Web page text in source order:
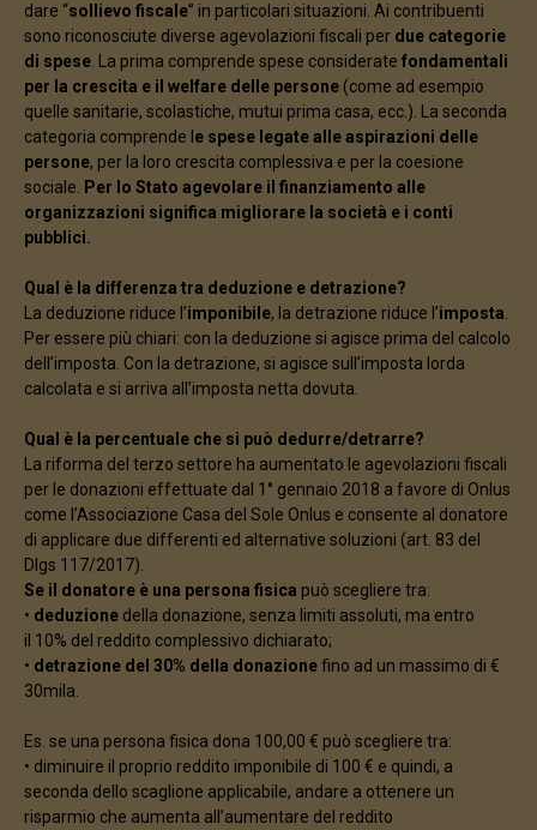
dare “sollievo fiscale” in particolari situazioni. Ai contribuenti
sono riconosciute diverse agevolazioni fiscali per due categorie
di spese. La prima comprende spese considerate fondamentali
per la crescita e il welfare delle persone (come ad esempio
quelle sanitarie, scolastiche, mutui prima casa, ecc.). La seconda
categoria comprende l e spese legate alle aspirazioni delle
persone, per la loro crescita complessiva e per la coesione
sociale. Per lo Stato agevolare il finanziamento alle
organizzazioni significa migliorare la società e i conti
pubblici.
Qual è la differenza tra deduzione e detrazione?
La deduzione riduce l’imponibile, la detrazione riduce l’imposta.
Per essere più chiari: con la deduzione si agisce prima del calcolo
dell’imposta. Con la detrazione, si agisce sull’imposta lorda
calcolata e si arriva all’imposta netta dovuta.
Qual è la percentuale che si può dedurre/detrarre?
La riforma del terzo settore ha aumentato le agevolazioni fiscali
per le donazioni effettuate dal 1° gennaio 2018 a favore di Onlus
come l’Associazione Casa del Sole Onlus e consente al donatore
di applicare due differenti ed alternative soluzioni (art. 83 del
Dlgs 117/2017).
Se il donatore è una persona fisica può scegliere tra:
• deduzione della donazione, senza limiti assoluti, ma entro
il 10% del reddito complessivo dichiarato;
• detrazione del 30% della donazionefino ad un massimo di €
30mila.
Es. se una persona fisica dona 100,00 € può scegliere tra:
• diminuire il proprio reddito imponibile di 100 € e quindi, a
seconda dello scaglione applicabile, andare a ottenere un
risparmio che aumenta all’aumentare del reddito